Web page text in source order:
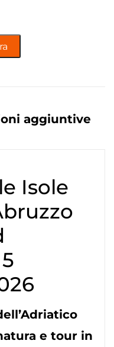
aggiuntive
Isole
e tour in